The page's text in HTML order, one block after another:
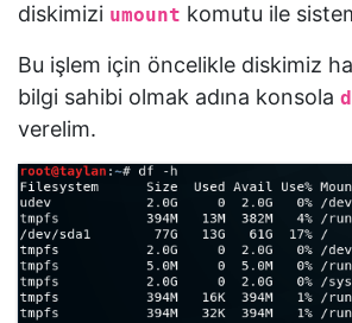
diskimizi umount komutu ile
Bu işlem için öncelikle diskimiz
bilgi sahibi olmak adına konsola
verelim.